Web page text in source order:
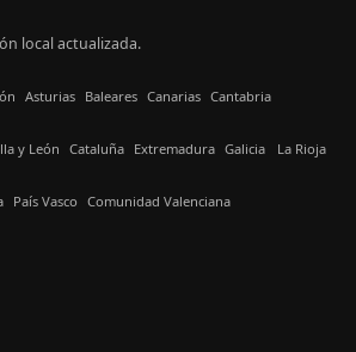
local actualizada.
Asturias Baleares Canarias Cantabria
y León Cataluña Extremadura Galicia La Rioja
País Vasco Comunidad Valenciana